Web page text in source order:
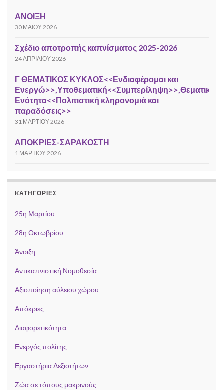
ΑΝΟΙΞΗ
30 ΜΑΪ́ΟΥ 2026
Σχέδιο αποτροπής καπνίσματος 2025-2026
24 ΑΠΡΙΛΊΟΥ 2026
Γ ΘΕΜΑΤΙΚΟΣ ΚΥΚΛΟΣ<<Ενδιαφέρομαι και
Ενεργώ>>,Υποθεματική<<Συμπερίληψη>>,Θεματική
Ενότητα<<Πολιτιστική κληρονομιά και
παραδόσεις>>
31 ΜΑΡΤΊΟΥ 2026
ΑΠΟΚΡΙΕΣ-ΣΑΡΑΚΟΣΤΗ
1 ΜΑΡΤΊΟΥ 2026
KΑΤΗΓΟΡΊΕΣ
25η Μαρτίου
28η Οκτωβρίου
Άνοιξη
Αντικαπνιστική Νομοθεσία
Αξιοποίηση αύλειου χώρου
Απόκριες
Διαφορετικότητα
Ενεργός πολίτης
Εργαστήρια Δεξιοτήτων
Ζώα σε τόπους μακρινούς